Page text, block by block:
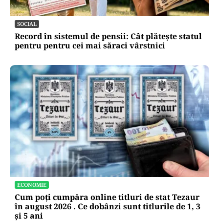
SOCIAL
Record în sistemul de pensii: Cât plătește statul
pentru pentru cei mai săraci vârstnici
ECONOMIE
Cum poți cumpăra online titluri de stat Tezaur
în august 2026 . Ce dobânzi sunt titlurile de 1, 3
și 5 ani